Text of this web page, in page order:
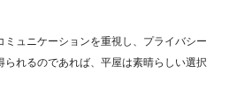
ュニケーションを重視し、プライバシー
れるのであれば、平屋は素晴らしい選択